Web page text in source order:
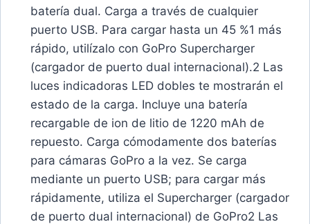
batería dual. Carga a través de cualquier
puerto USB. Para cargar hasta un 45 %1 más
rápido, utilízalo con GoPro Supercharger
(cargador de puerto dual internacional).2 Las
luces indicadoras LED dobles te mostrarán el
estado de la carga. Incluye una batería
recargable de ion de litio de 1220 mAh de
repuesto. Carga cómodamente dos baterías
para cámaras GoPro a la vez. Se carga
mediante un puerto USB; para cargar más
rápidamente, utiliza el Supercharger (cargador
de puerto dual internacional) de GoPro2 Las